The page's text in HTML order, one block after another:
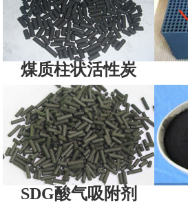
煤质柱状活性炭
SDG酸气吸附剂